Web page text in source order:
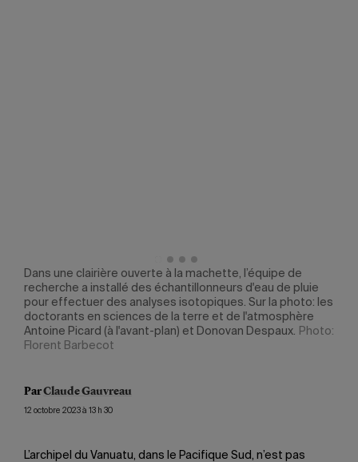
Dans une clairière ouverte à la machette, l’équipe de
recherche a installé des échantillonneurs d'eau de pluie
pour effectuer des analyses isotopiques. Sur la photo: les
doctorants en sciences de la terre et de l'atmosphère
Antoine Picard (à l'avant-plan) et Donovan Despaux.
Photo:
Florent Barbecot
ParClaude Gauvreau
12 octobre 2023 à 13 h 30
L’archipel du Vanuatu, dans le Pacifique Sud, n’est pas